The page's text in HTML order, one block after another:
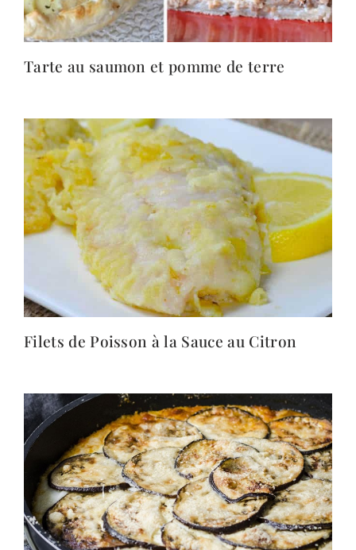
Tarte au saumon et pomme de terre
Filets de Poisson à la Sauce au Citron